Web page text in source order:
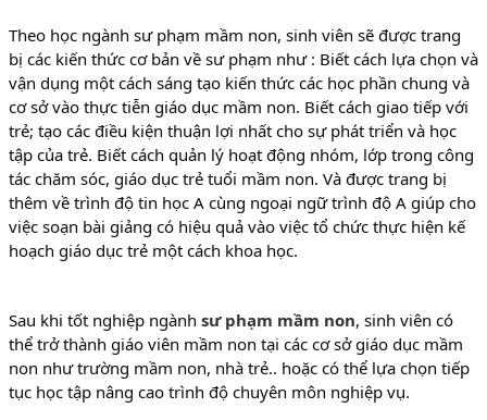
Theo học ngành sư phạm mầm non, sinh viên sẽ được trang
bị các kiến thức cơ bản về sư phạm như : Biết cách lựa chọn và
vận dụng một cách sáng tạo kiến thức các học phần chung và
cơ sở vào thực tiễn giáo dục mầm non. Biết cách giao tiếp với
trẻ; tạo các điều kiện thuận lợi nhất cho sự phát triển và học
tập của trẻ. Biết cách quản l‎ý hoạt động nhóm, lớp trong công
tác chăm sóc, giáo dục trẻ tuổi mầm non. Và được trang bị
thêm về trình độ tin học A cùng ngoại ngữ trình độ A giúp cho
việc soạn bài giảng có hiệu quả vào việc tổ chức thực hiện kế
hoạch giáo dục trẻ một cách khoa học.
Sau khi tốt nghiệp ngành sư phạm mầm non, sinh viên có
thể trở thành giáo viên mầm non tại các cơ sở giáo dục mầm
non như trường mầm non, nhà trẻ.. hoặc có thể lựa chọn tiếp
tục học tập nâng cao trình độ chuyên môn nghiệp vụ.